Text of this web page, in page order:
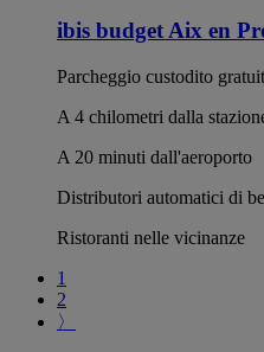
ibis budget Aix en
Parcheggio custodito
A 4 chilometri dalla
A 20 minuti dall'aeroporto
Distributori automatici di
Ristoranti nelle vicinanze
1
2
〉